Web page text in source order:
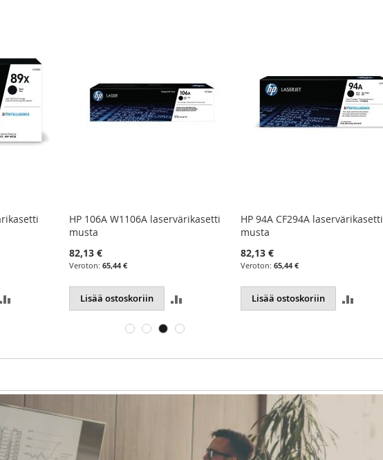
HP 106A W1106A laservärikasetti
musta
82,13 €
65,44 €
Lisää ostoskoriin
VERTAILUUN
HP 94A CF294A laservärikasetti
musta
82,13 €
65,44 €
Lisää ostoskoriin